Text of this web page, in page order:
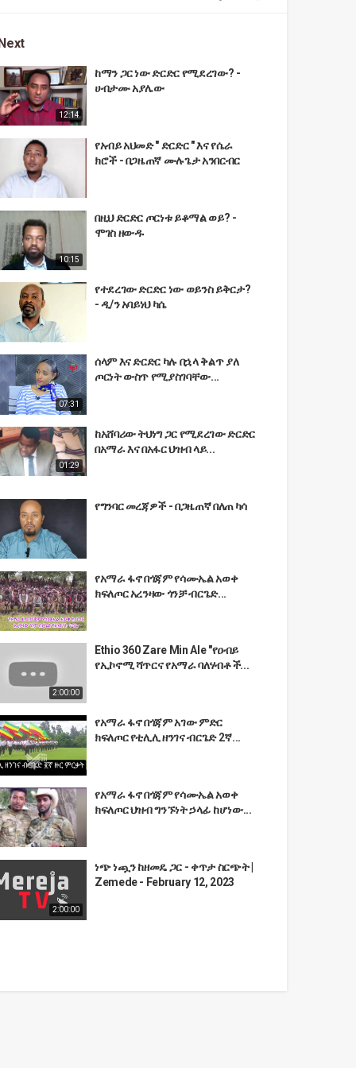
12:14
ከማን ጋር ነው ድርድር የሚደረገው? -
ሀብታሙ አያሌው
የአብይ አህመድ " ድርድር " እና የሴራ
ክሮች - በጋዜጠኛ ሙሉጌታ አንበርብር
10:15
በዚህ ድርድር ጦርነቱ ይቆማል ወይ? -
ሞገስ ዘውዱ
የተደረገው ድርድር ነው ወይንስ ይቅርታ?
- ዲ/ን አባይነህ ካሴ
07:31
ሰላም እና ድርድር ካሉ በኋላ ቅልጥ ያለ
ጦርነት ውስጥ የሚያስገባቸው...
01:29
ከአሸባሪው ትህነግ ጋር የሚደረገው ድርድር
በአማራ እና በአፋር ህዝብ ላይ...
የግንባር መረጃዎች - በጋዜጠኛ በለጠ ካሳ
የአማራ ፋኖ በጎጃም የሳሙኤል አወቀ
ክፍለጦር አረንዛው ጎንቻ ብርጌድ...
2:00:00
Ethio 360 Zare Min Ale "የዐብይ
የኢኮኖሚ ሻጥርና የአማራ ባለሃብቶች...
የአማራ ፋኖ በጎጃም አገው ምድር
ክፍለጦር የቲሊሊ ዘንገና ብርጌድ 2ኛ...
የአማራ ፋኖ በጎጃም የሳሙኤል አወቀ
ክፍለጦር ህዝብ ግንኙነት ኃላፊ ከሆነው...
2:00:00
ነጭ ነጯን ከዘመዴ ጋር - ቀጥታ ስርጭት |
Zemede - February 12, 2023